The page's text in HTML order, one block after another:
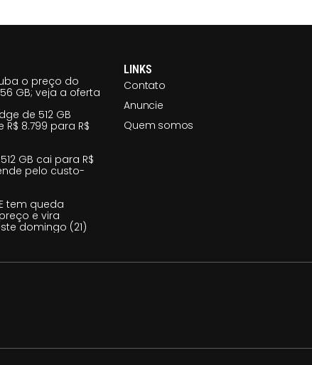
o preço do
GB; veja a oferta
de 512 GB
8.799 para R$
GB cai para R$
pelo custo-
tem queda
e vira
domingo (21)
LINKS
Contato
Anuncie
Quem somos